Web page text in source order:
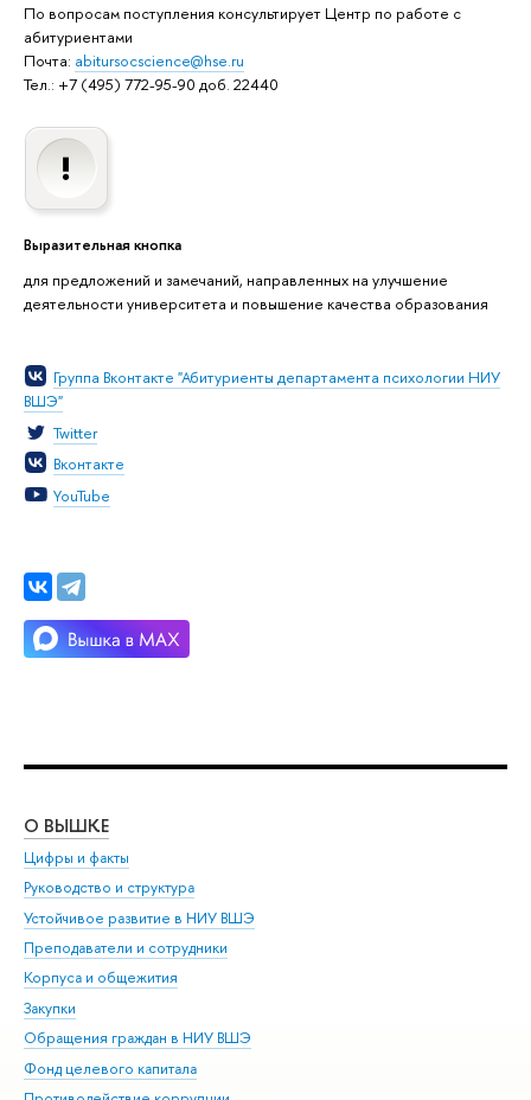
По вопросам поступления консультирует Центр по работе с
абитуриентами
Почта: abitursocscience@hse.ru
Тел.: +7 (495) 772-95-90 доб. 22440
Выразительная кнопка
для предложений и замечаний, направленных на улучшение
деятельности университета и повышение качества образования
Группа Вконтакте "Абитуриенты департамента психологии НИУ
ВШЭ"
Twitter
Вконтакте
YouTube
О ВЫШКЕ
Цифры и факты
Руководство и структура
Устойчивое развитие в НИУ ВШЭ
Преподаватели и сотрудники
Корпуса и общежития
Закупки
Обращения граждан в НИУ ВШЭ
Фонд целевого капитала